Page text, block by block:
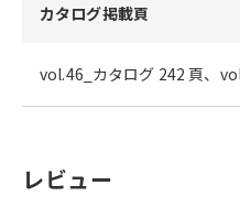
カタログ掲載頁
vol.46_カタログ 242 頁、
レビュー